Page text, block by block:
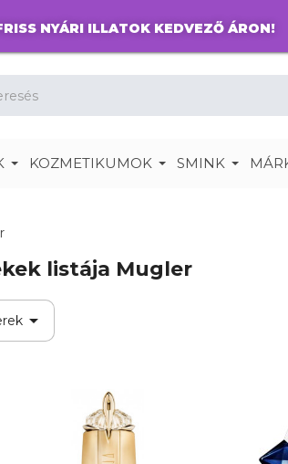
NYÁRI ILLATOK KEDVEZŐ ÁRON!
KOZMETIKUMOK SMINK
listája Mugler
